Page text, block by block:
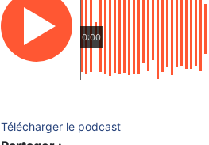
0:00
Télécharger le podcast